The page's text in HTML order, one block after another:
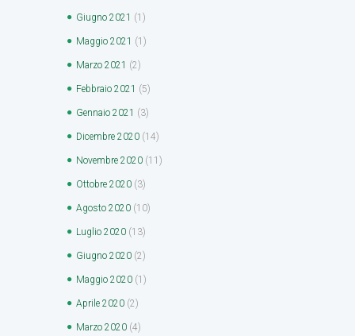
Giugno 2021 (1)
Maggio 2021 (1)
Marzo 2021 (2)
Febbraio 2021 (5)
Gennaio 2021 (3)
Dicembre 2020 (14)
Novembre 2020 (11)
Ottobre 2020 (3)
Agosto 2020 (10)
Luglio 2020 (13)
Giugno 2020 (2)
Maggio 2020 (1)
Aprile 2020 (2)
Marzo 2020 (4)